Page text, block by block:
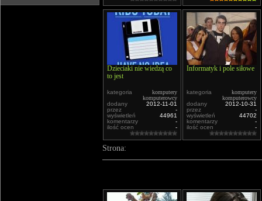
Dzieciaki nie wiedzą co
to jest
kategoria
komputery
komputerowcy
dodany
2012-11-01
przez
-
wyświetleń
44961
komentarzy
-
ilość ocen
-
Informatyk i pole siłowe
kategoria
komputery
komputerowcy
dodany
2012-10-31
przez
-
wyświetleń
44702
komentarzy
-
ilość ocen
-
Strona: